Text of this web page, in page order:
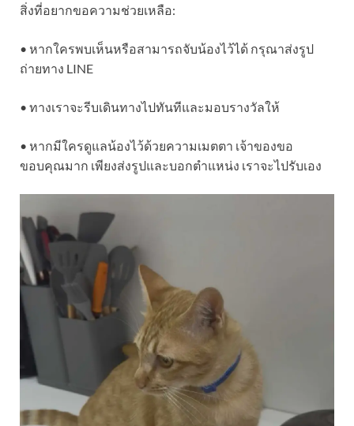
สิ่งที่อยากขอความช่วยเหลือ:
• หากใครพบเห็นหรือสามารถจับน้องไว้ได้ กรุณาส่งรูป
ถ่ายทาง LINE
• ทางเราจะรีบเดินทางไปทันทีและมอบรางวัลให้
• หากมีใครดูแลน้องไว้ด้วยความเมตตา เจ้าของขอ
ขอบคุณมาก เพียงส่งรูปและบอกตำแหน่ง เราจะไปรับเอง